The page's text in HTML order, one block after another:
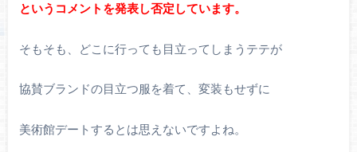
というコメントを発表し否定しています。
そもそも、どこに行っても目立ってしまうテテが
協賛ブランドの目立つ服を着て、変装もせずに
美術館デートするとは思えないですよね。